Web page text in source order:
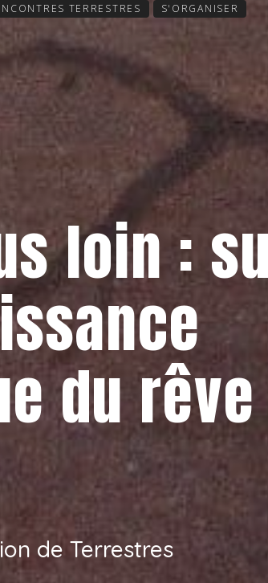
TERRESTRES S'ORGANISER
loin :
du rêve
de Terrestres